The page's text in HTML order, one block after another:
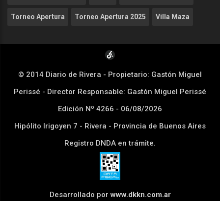
Torneo Apertura Torneo Apertura 2025 Villa Maza
© 2014 Diario de Rivera - Propietario: Gastón Miguel
Perissé - Director Responsable: Gastón Miguel Perissé
Edición Nº 4266 - 06/08/2026
Hipólito Irigoyen 7 - Rivera - Provincia de Buenos Aires
Registro DNDA en trámite.
Desarrollado porwww.dkkn.com.ar